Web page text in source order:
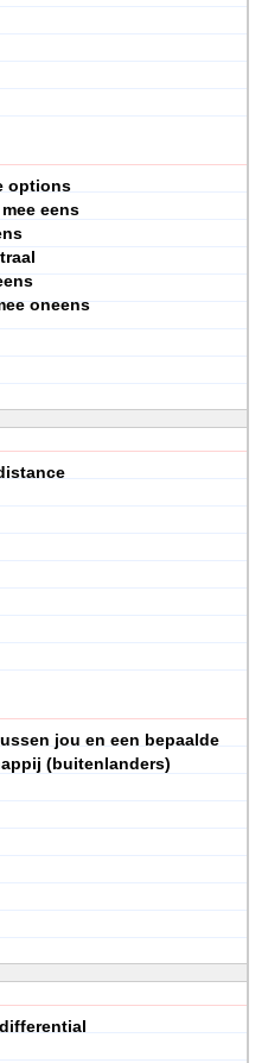
options
eens
oneens
jou en een bepaalde
(buitenlanders)